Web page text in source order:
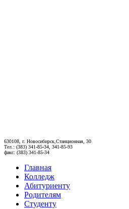
630108, г. Новосибирск,Станционная, 30
Тел.: (383) 341-85-34, 341-85-93
факс: (383) 341-85-34
Главная
Колледж
Абитуриенту
Родителям
Студенту